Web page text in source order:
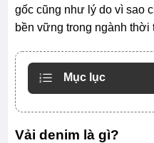
gốc cũng như lý do vì sao
bền vững trong ngành thời
Mục lục
Vải denim là gì?